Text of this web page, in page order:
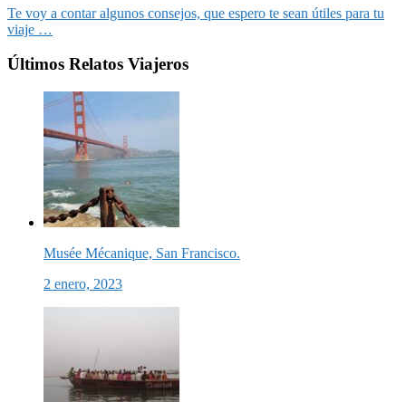
Te voy a contar algunos consejos, que espero te sean útiles para tu
viaje …
Últimos Relatos Viajeros
Musée Mécanique, San Francisco.
2 enero, 2023